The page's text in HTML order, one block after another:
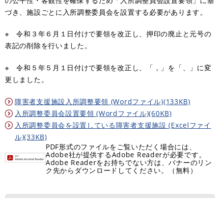
づき、施設ごとに入所調整委員会を設置する必要があります。
※ 令和３年６月１日付けで要領を改正し、押印の廃止と元号の
表記の削除を行いました。
※ 令和５年５月１日付けで要領を改正し、「，」を「、」に変
更しました。
障害者支援施設入所調整要領 (Wordファイル)(133KB)
入所調整委員会設置要領 (Wordファイル)(60KB)
入所調整委員会を設置している障害者支援施設 (Excelファイ
ル)(33KB)
PDF形式のファイルをご覧いただく場合には、
Adobe社が提供するAdobe Readerが必要です。
Adobe Readerをお持ちでない方は、バナーのリン
ク先からダウンロードしてください。（無料）